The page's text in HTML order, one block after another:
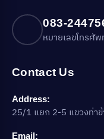
083-
หมายเลขโทรศั
Contact Us
Address:
25/1 แยก 2-5 แขวงท่า
Email: